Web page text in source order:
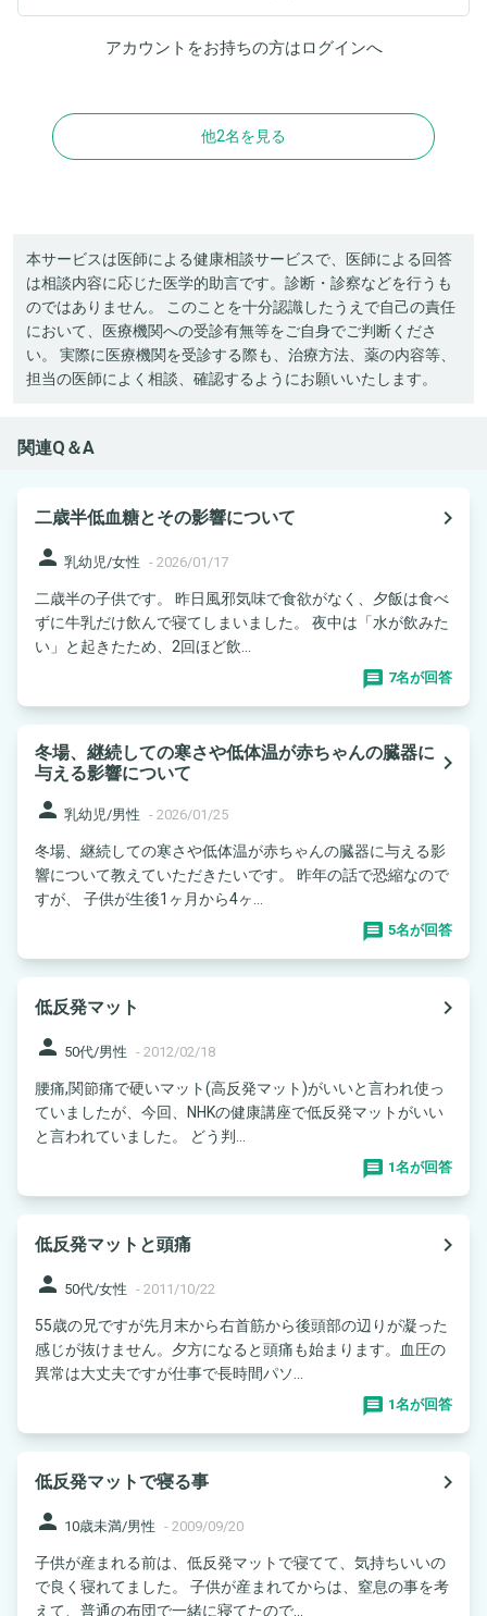
アカウントをお持ちの方はログインへ
他2名を見る
本サービスは医師による健康相談サービスで、医師による回答
は相談内容に応じた医学的助言です。診断・診察などを行うも
のではありません。 このことを十分認識したうえで自己の責任
において、医療機関への受診有無等をご自身でご判断くださ
い。 実際に医療機関を受診する際も、治療方法、薬の内容等、
担当の医師によく相談、確認するようにお願いいたします。
関連Q＆A
二歳半低血糖とその影響について
navigate_next
person 乳幼児/女性 - 2026/01/17
二歳半の子供です。 昨日風邪気味で食欲がなく、夕飯は食べ
ずに牛乳だけ飲んで寝てしまいました。 夜中は「水が飲みた
い」と起きたため、2回ほど飲...
7名が回答
冬場、継続しての寒さや低体温が赤ちゃんの臓器に
与える影響について
navigate_next
person 乳幼児/男性 - 2026/01/25
冬場、継続しての寒さや低体温が赤ちゃんの臓器に与える影
響について教えていただきたいです。 昨年の話で恐縮なので
すが、 子供が生後1ヶ月から4ヶ...
5名が回答
低反発マット
navigate_next
person 50代/男性 - 2012/02/18
腰痛,関節痛で硬いマット(高反発マット)がいいと言われ使っ
ていましたが、今回、NHKの健康講座で低反発マットがいい
と言われていました。 どう判...
1名が回答
低反発マットと頭痛
navigate_next
person 50代/女性 - 2011/10/22
55歳の兄ですが先月末から右首筋から後頭部の辺りが凝った
感じが抜けません。夕方になると頭痛も始まります。血圧の
異常は大丈夫ですが仕事で長時間パソ...
1名が回答
低反発マットで寝る事
navigate_next
person 10歳未満/男性 - 2009/09/20
子供が産まれる前は、低反発マットで寝てて、気持ちいいの
で良く寝れてました。 子供が産まれてからは、窒息の事を考
えて、普通の布団で一緒に寝てたので...